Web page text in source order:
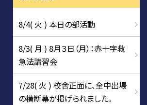
8/4( 火 ) 本日の部活動
8/3( 月 ) 8月３日（月）：赤十字救
急法講習会
7/28( 火 ) 校舎正面に、全中出場
の横断幕が掲げられました。